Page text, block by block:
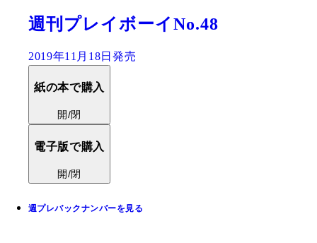
週刊プレイボーイNo.48
2019年11月18日発売
紙の本で購入
開/閉
電子版で購入
開/閉
週プレバックナンバーを見る